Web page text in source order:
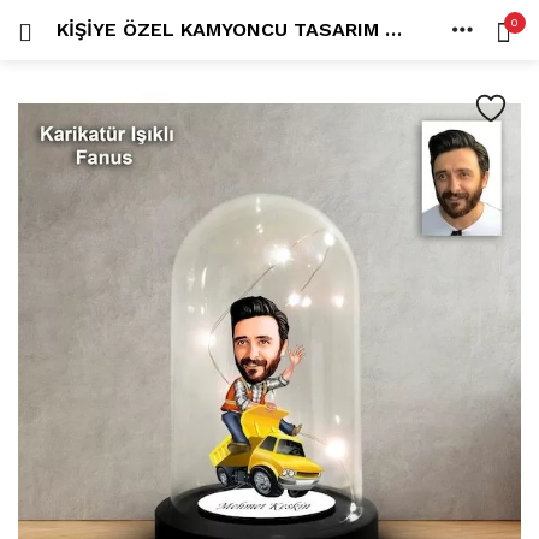
KIŞIYE ÖZEL KAMYONCU TASARIM IŞIKLI KARIKATÜR FANUS BIBLO FN125 0
HESAP
Şifremi mi kaybettim?
İÇINDE ARA:
Tüm kategoriler
ANLORD (6)
BAYİLİK (1)
HİLALİN RENKLİ DÜNYASI (0)
Kampanyalı Ürünler (13)
Karikatür Anahtarlık (14)
Karikatür Erkek Anahtarlık (14)
Karikatür Aile Biblo (2)
Karikatür Erkek Biblo (127)
Karikatür Kadın Biblo (71)
Karikatür Sevgili Biblo (89)